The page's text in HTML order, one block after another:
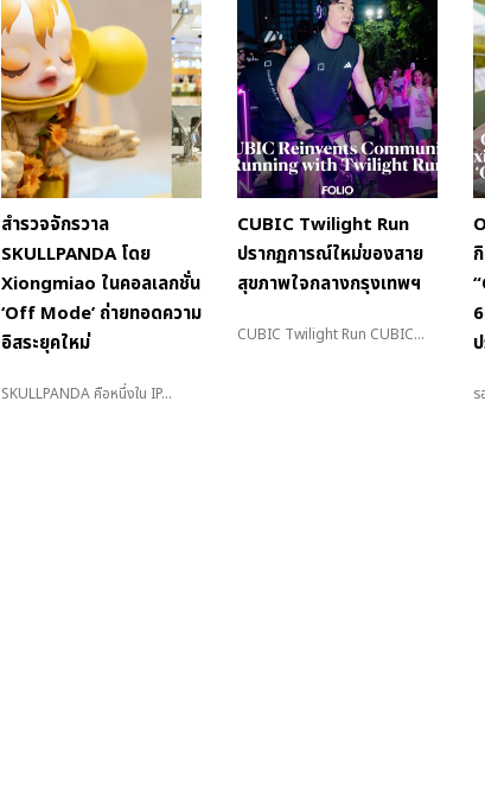
สำรวจจักรวาล
SKULLPANDA โดย
Xiongmiao ในคอลเลกชั่น
‘Off Mode’ ถ่ายทอดความ
อิสระยุคใหม่
SKULLPANDA คือหนึ่งใน IP...
CUBIC Twilight Run
ปรากฏการณ์ใหม่ของสาย
สุขภาพใจกลางกรุงเทพฯ
CUBIC Twilight Run CUBIC...